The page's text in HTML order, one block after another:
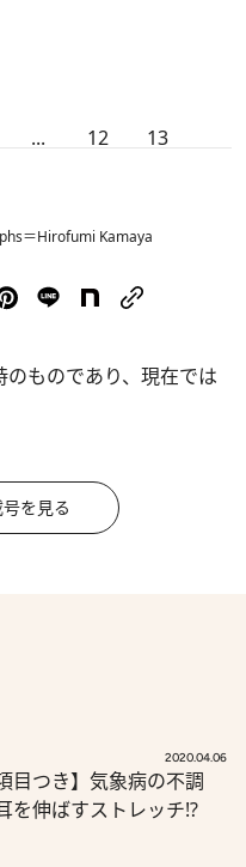
... 12 13
＝Hirofumi Kamaya
ものであり、現在では
を見る
2020.04.06
目つき】気象病の不調
を伸ばすストレッチ⁉